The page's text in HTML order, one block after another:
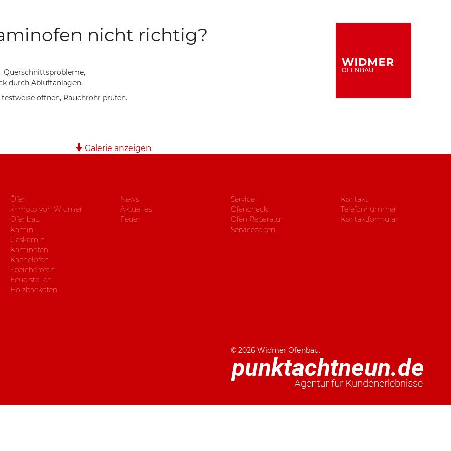
nicht richtig?
Querschnittsprobleme,
durch Abluftanlagen.
öffnen, Rauchrohr prüfen.
Galerie anzeigen
Öfen
kiimoto von Widmer
Ofenbau
Kamin
Gaskamin
Kaminofen
Kachelofen
Speicheröfen
Feuerstellen
Holzbackofen
News
Aktuelles
Feuer
Service
Ofencheck
Ofen Reparatur
Servicezeiten
Kontakt
Telefonnummer
Kontaktformular
© 2026 Widmer Ofenbau.